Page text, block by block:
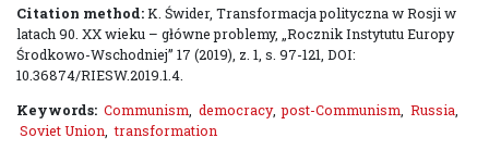
Citation method:K. Świder, Transformacja polityczna w Rosji w
latach 90. XX wieku – główne problemy, „Rocznik Instytutu Europy
Środkowo-Wschodniej” 17 (2019), z. 1, s. 97-121, DOI:
10.36874/RIESW.2019.1.4.
Keywords: Communism democracy, post-Communism Russia
Soviet Union transformation